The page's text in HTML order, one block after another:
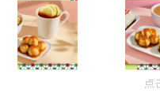
点